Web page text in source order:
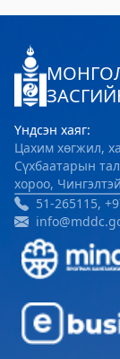
Үндсэн хаяг:
Цахим хөгжил,
Сүхбаатарын
хороо,
51-265115,